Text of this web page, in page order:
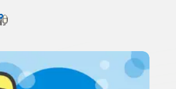
節目名稱、主持人或關鍵字